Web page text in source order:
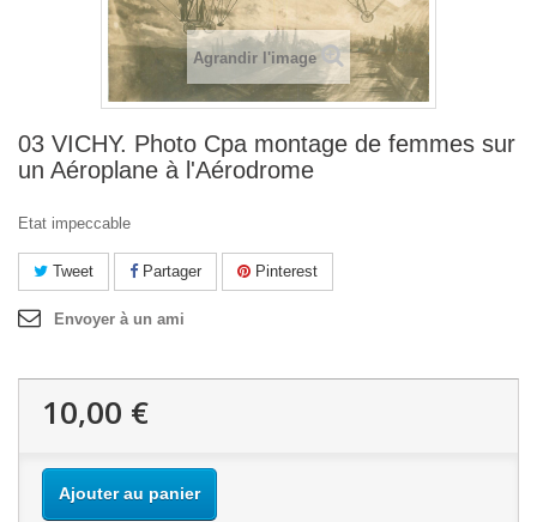
Agrandir l'image
03 VICHY. Photo Cpa montage de femmes sur
un Aéroplane à l'Aérodrome
Etat impeccable
Tweet Partager Pinterest
Envoyer à un ami
10,00 €
Ajouter au panier